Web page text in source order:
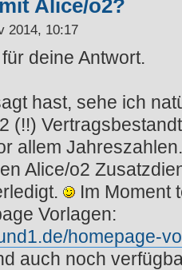
Alice/o2?
2014, 10:17
deine Antwort.
hast, sehe ich
(!!)
allem
Alice/o2
Im Moment
Vorlagen:
homepage-
auch noch